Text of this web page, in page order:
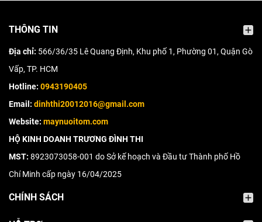
THÔNG TIN
Địa chỉ: 566/36/35 Lê Quang Định, Khu phố 1, Phường 01, Quận Gò
Vấp, TP. HCM
Hotline: 0943190405
Email: dinhthi20012016@gmail.com
Website: maynuoitom.com
HỘ KINH DOANH TRƯƠNG ĐÌNH THI
MST: 8923073058-001 do Sở kế hoạch và Đầu tư Thành phố Hồ
Chí Minh cấp ngày 16/04/2025
CHÍNH SÁCH